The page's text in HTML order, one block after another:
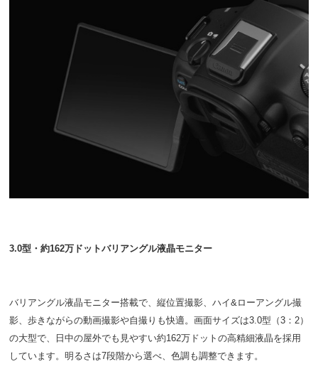
3.0型・約162万ドットバリアングル液晶モニター
バリアングル液晶モニター搭載で、縦位置撮影、ハイ&ローアングル撮
影、歩きながらの動画撮影や自撮りも快適。画面サイズは3.0型（3：2）
の大型で、日中の屋外でも見やすい約162万ドットの高精細液晶を採用
しています。明るさは7段階から選べ、色調も調整できます。